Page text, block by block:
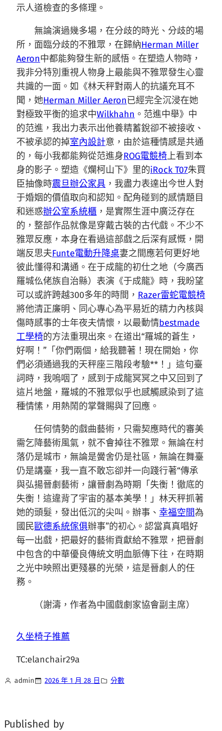
示人道檢查的多條理。
無論演過幾多場，在分歧的時光、分歧的場
所，面臨分歧的不雅眾，在歸納Herman Miller
Aeron中都能夠發生新的感悟。在塑造人物時，
我非分特別重視人物身上最能與不雅眾發生心靈
共識的一面。如《林天秤對兩人的抗議充耳不
聞，她Herman Miller Aeron已經完全沉浸在她
對極致平衡的追求中Wilkhahn 。范進中舉》中
的范進，我出力表示出他養精蓄銳卻不被接收、
不被承認的掉室內設計意，由於這種情感是共通
的，每小我都能夠從范進身ROG電競椅上看到本
身的影子。塑造《爛柯山下》里的iRock T07朱買
臣抽像時震旦辦公家具 ，我盡力表達出今世人對
于婚姻的價值取向和認知。配角碰到的感情題目
和迷惑辦公室系統櫃 ，是實際生涯中廣泛存在
的，整部作品就像是穿戴古裝的古代戲。不少不
雅眾反應，本身在看過這部戲之后深有感慨，開
端反思夫Funte電動升降桌妻之間應若何更好地
彼此懂得和溝通。在于成龍的初仕之地（今廣西
羅城仫佬族自治縣）表演《于成龍》時，我盼望
可以或許跨越300多年的時間， Razer雷蛇電競椅
將他清正廉明、同心專心為平易近的精力內核與
傷時感事的士年夜夫情懷，以最動情bestmade
工學椅的方法重現出來。在道出“羅城的蒼生，
好啊！”「你們兩個，給我聽著！現在開始，你
們必須通過我的天秤座三階段考驗**！」這句臺
詞時，我嗚咽了，感到于成龍冥冥之中又回到了
這片地盤，羅城的不雅眾似乎也感觸感染到了這
種情愫，用熱鬧的掌聲賜與了回應。
任何情勢的戲曲藝術，只需契應時代的審美
需乞降藝術風氣，就不會掉往不雅眾。無論在村
落仍是城市，無論是黌舍仍是社區，無論在舞臺
仍是講臺，我一直不敢忘卻并一向踐行著“傳承
與弘揚晉劇藝術，讓晉劇為時期「失衡！徹底的
失衡！這違背了宇宙的基本美學！」林天秤抓著
她的頭髮，發出低沉的尖叫。辦事、 幸福空間為
國民歐德系統傢俱辦事”的初心。認當真真唱好
每一出戲，把最好的藝術貢獻給不雅眾，把晉劇
中包含的中華優良傳統文明血脈傳下往，在時期
之光中映照出更殘暴的光榮，這是晉劇人的任
務。
（謝濤， 作者為中國戲劇家協會副主席）
久坐椅子推薦
TC:elanchair29a
admin 2026 年 1 月 28 日 分數
Published by